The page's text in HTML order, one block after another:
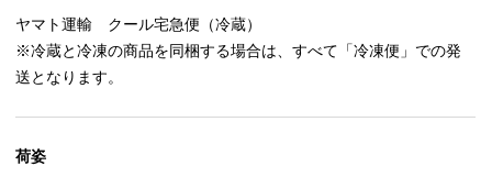
ヤマト運輸 クール宅急便（冷蔵）
※冷蔵と冷凍の商品を同梱する場合は、すべて「冷凍便」での発
送となります。
荷姿